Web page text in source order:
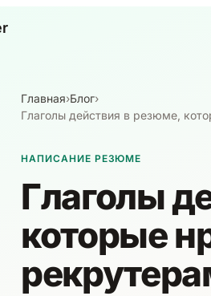
Главная›Блог›
Глаголы действия в резюме,
НАПИСАНИЕ РЕЗЮМЕ
Глаголы
которые